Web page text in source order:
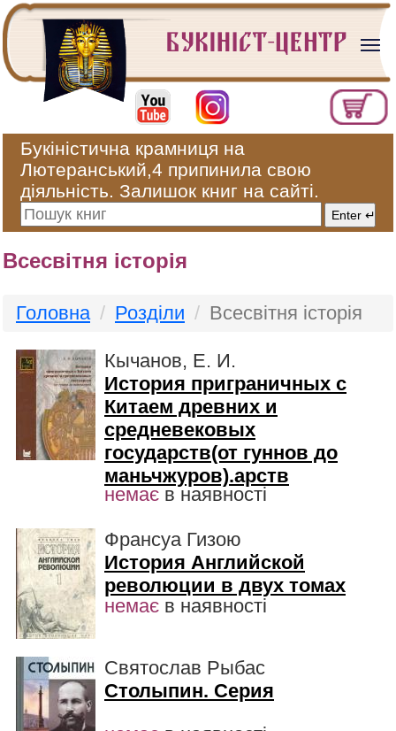
Букіністична крамниця на
Лютеранський,4 припинила свою
діяльність. Залишок книг на сайті.
Всесвітня історія
Головна Розділи Всесвітня історія
Кычанов, Е. И.
История приграничных с
Китаем древних и
средневековых
государств(от гуннов до
маньчжуров).арств
немає в наявності
Франсуа Гизою
История Английской
революции в двух томах
немає в наявності
Святослав Рыбас
Столыпин. Серия